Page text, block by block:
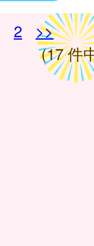
2
>>
(17 件